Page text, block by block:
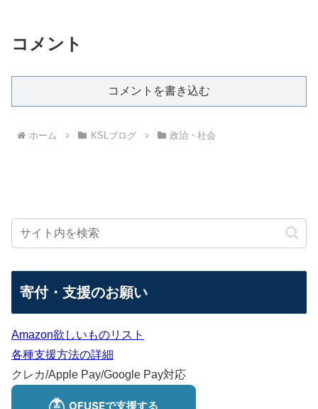
コメント
コメントを書き込む
ホーム KSLブログ 政治・社会
寄付・支援のお願い
Amazon欲しいものリスト
各種支援方法の詳細
クレカ/Apple Pay/Google Pay対応